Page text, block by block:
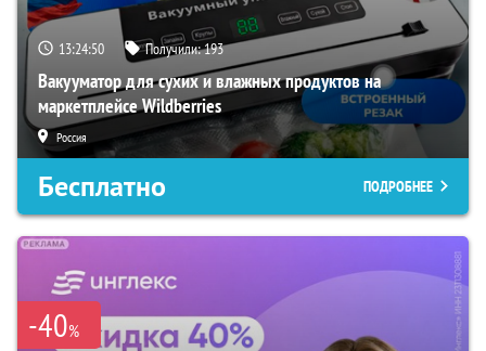
13:24:49 Получили:193
Вакууматор для сухих и влажных продуктов на
маркетплейсе Wildberries
Россия
Бесплатно ПОДРОБНЕЕ
-40%